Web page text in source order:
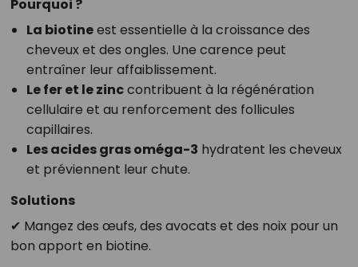
Pourquoi ?
La biotineest essentielle à la croissance des
cheveux et des ongles. Une carence peut
entraîner leur affaiblissement.
Le fer et le zinccontribuent à la régénération
cellulaire et au renforcement des follicules
capillaires.
Les acides gras oméga-3 hydratent les cheveux
et préviennent leur chute.
Solutions
✔ Mangez des œufs, des avocats et des noix pour un
bon apport en biotine.